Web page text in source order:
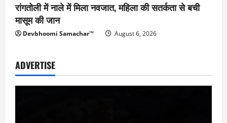
रांगतोली में नाले में मिला नवजात, महिला की सतर्कता से बची
मासूम की जान
Devbhoomi Samachar™ August 6, 2026
ADVERTISE